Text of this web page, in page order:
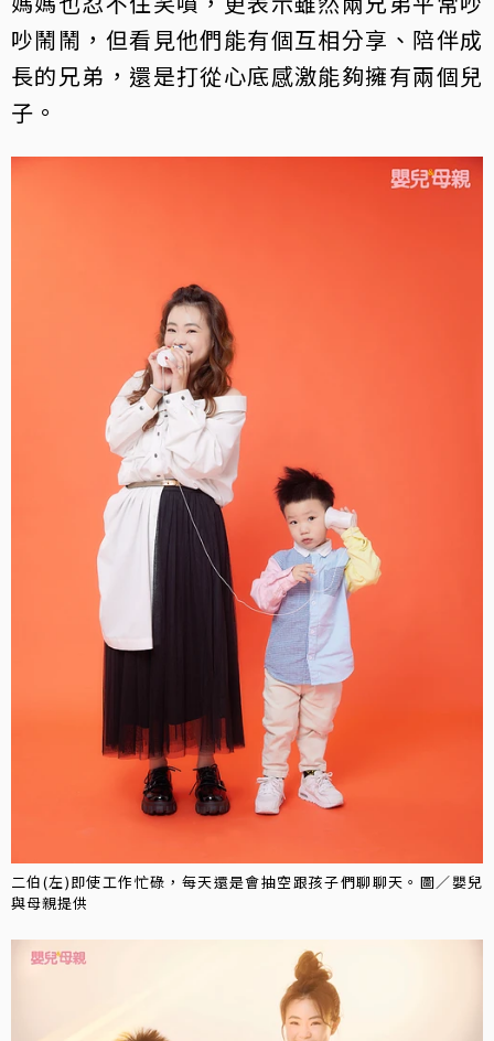
吵鬧鬧，但看見他們能有個互相分享、陪伴成
長的兄弟，還是打從心底感激能夠擁有兩個兒
子。
二伯(左)即使工作忙碌，每天還是會抽空跟孩子們聊聊天。圖／嬰兒
與母親提供